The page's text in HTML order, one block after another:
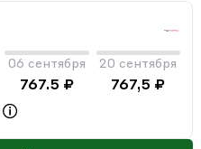
06 сентября
767.5 ₽
20 сентября
767,5 ₽